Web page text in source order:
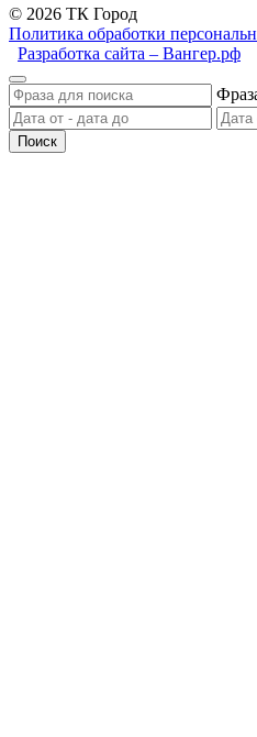
© 2026 ТК Город
Политика обработки
Разработка сайта – Вангер.рф
Поиск